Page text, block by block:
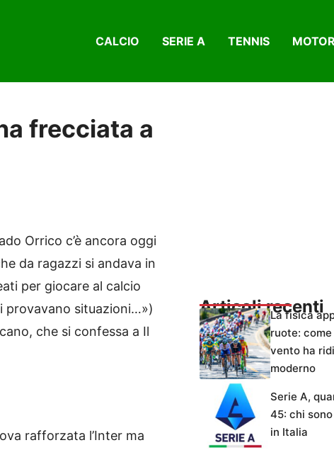
CALCIO SERIE A TENNIS
frecciata a
Orrico c’è ancora oggi
da ragazzi si andava in
per giocare al calcio
provavano situazioni…»)
che si confessa a Il
rafforzata l’Inter ma
Articoli recenti
La fisica
ruote:
vento ha
moderno
Serie A,
45: chi
in Italia